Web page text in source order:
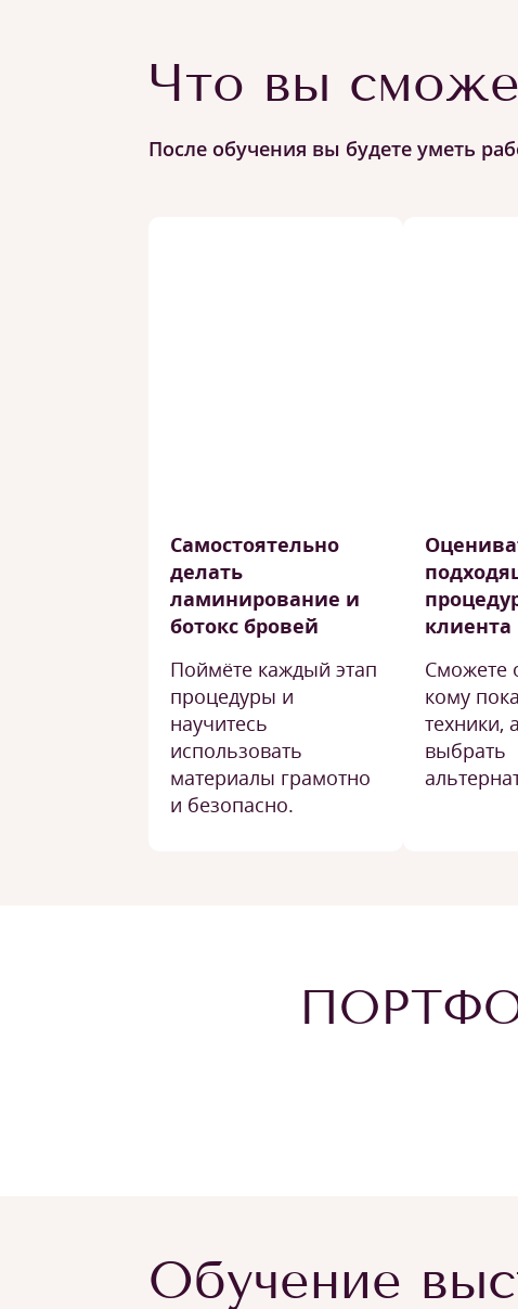
Что вы
После обучения вы будете уметь
Самостоятельно
делать
ламинирование и
ботокс бровей
Поймёте каждый этап
процедуры и
научитесь
использовать
материалы грамотно
и безопасно.
клиента
Сможете
кому
техники,
выбрать